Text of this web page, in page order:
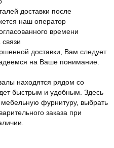
доставки после
наш оператор
времени
доставки, Вам следует
на Ваше понимание.
находятся рядом со
быстрым и удобным. Здесь
фурнитуру, выбрать
заказа при